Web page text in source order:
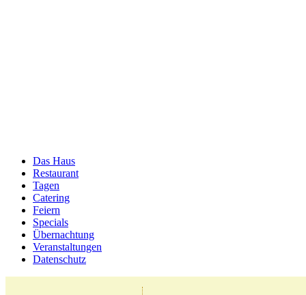
Das Haus
Restaurant
Tagen
Catering
Feiern
Specials
Übernachtung
Veranstaltungen
Datenschutz